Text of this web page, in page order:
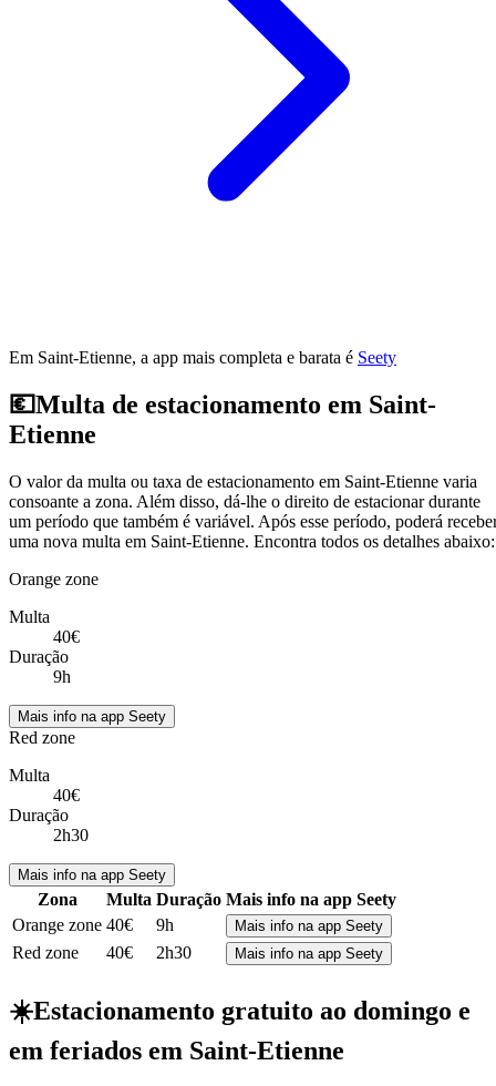
Em Saint-Etienne, a app mais completa e barata é Seety
💶Multa de estacionamento em Saint-
Etienne
O valor da multa ou taxa de estacionamento em Saint-Etienne varia
consoante a zona. Além disso, dá-lhe o direito de estacionar durante
um período que também é variável. Após esse período, poderá
uma nova multa em Saint-Etienne. Encontra todos os detalhes abaixo:
Orange zone
Multa
40€
Duração
9h
Mais info na app Seety
Red zone
Multa
40€
Duração
2h30
Mais info na app Seety
Zona Multa Duração Mais info na app Seety
Orange zone 40€ 9h Mais info na app Seety
Red zone 40€ 2h30 Mais info na app Seety
☀️Estacionamento gratuito ao domingo e
em feriados em Saint-Etienne